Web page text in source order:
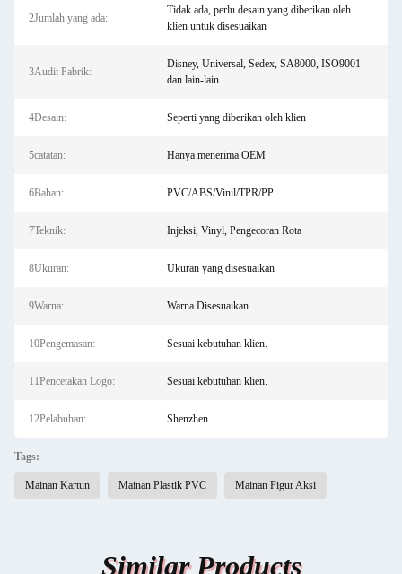
2Jumlah yang ada:
Tidak ada, perlu desain yang diberikan oleh
klien untuk disesuaikan
3Audit Pabrik:
Disney, Universal, Sedex, SA8000, ISO9001
dan lain-lain.
4Desain: Seperti yang diberikan oleh klien
5catatan: Hanya menerima OEM
6Bahan: PVC/ABS/Vinil/TPR/PP
7Teknik: Injeksi, Vinyl, Pengecoran Rota
8Ukuran: Ukuran yang disesuaikan
9Warna: Warna Disesuaikan
10Pengemasan: Sesuai kebutuhan klien.
11Pencetakan Logo: Sesuai kebutuhan klien.
12Pelabuhan: Shenzhen
Tags:
Mainan Kartun Mainan Plastik PVC Mainan Figur Aksi
Similar Products